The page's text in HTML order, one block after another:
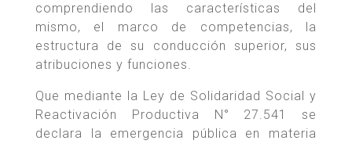
comprendiendo las características del
mismo, el marco de competencias, la
estructura de su conducción superior, sus
atribuciones y funciones.
Que mediante la Ley de Solidaridad Social y
Reactivación Productiva N° 27.541 se
declara la emergencia pública en materia